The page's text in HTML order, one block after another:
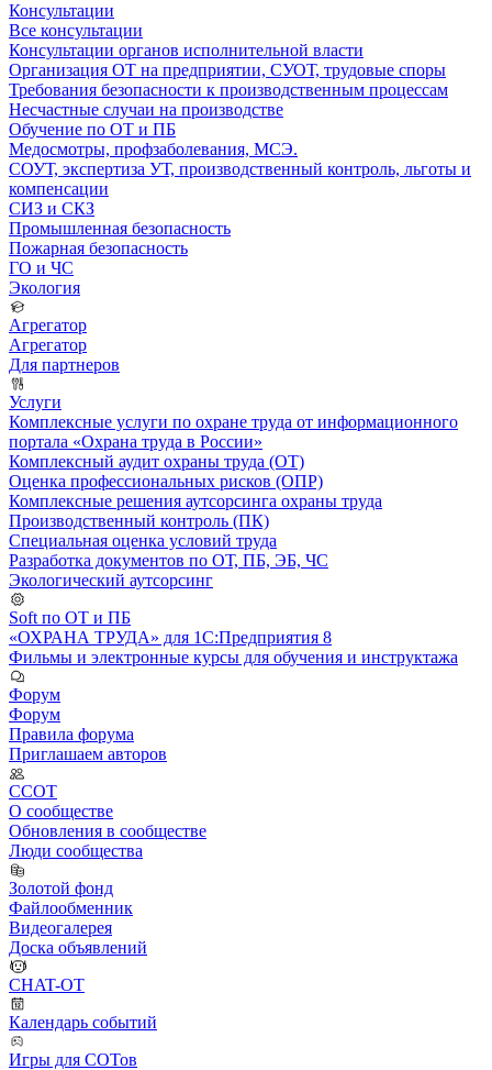
Консультации
Все консультации
Консультации органов исполнительной власти
Организация ОТ на предприятии, СУОТ, трудовые споры
Требования безопасности к производственным процессам
Несчастные случаи на производстве
Обучение по ОТ и ПБ
Медосмотры, профзаболевания, МСЭ.
СОУТ, экспертиза УТ, производственный контроль, льготы и
компенсации
СИЗ и СКЗ
Промышленная безопасность
Пожарная безопасность
ГО и ЧС
Экология
Агрегатор
Агрегатор
Для партнеров
Услуги
Комплексные услуги по охране труда от информационного
портала «Охрана труда в России»
Комплексный аудит охраны труда (ОТ)
Оценка профессиональных рисков (ОПР)
Комплексные решения аутсорсинга охраны труда
Производственный контроль (ПК)
Специальная оценка условий труда
Разработка документов по ОТ, ПБ, ЭБ, ЧС
Экологический аутсорсинг
Soft по ОТ и ПБ
«ОХРАНА ТРУДА» для 1С:Предприятия 8
Фильмы и электронные курсы для обучения и инструктажа
Форум
Форум
Правила форума
Приглашаем авторов
ССОТ
О сообществе
Обновления в сообществе
Люди сообщества
Золотой фонд
Файлообменник
Видеогалерея
Доска объявлений
CHAT-OT
Календарь событий
Игры для СОТов